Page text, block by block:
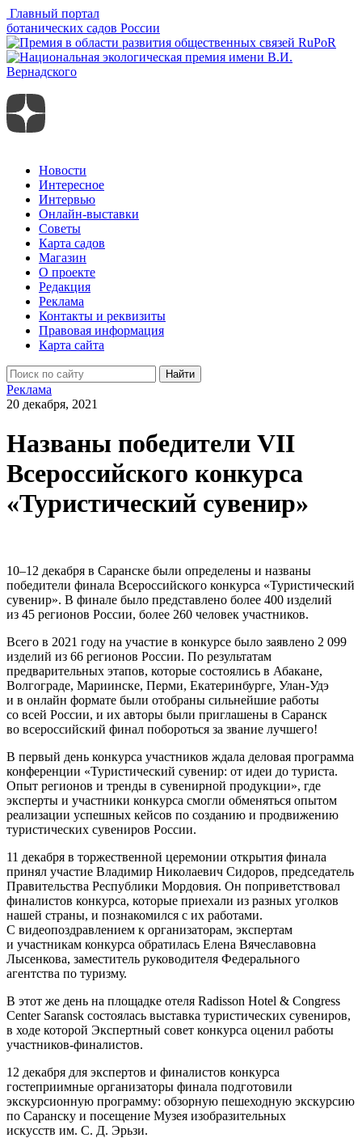
Главный портал
ботанических садов России
Новости
Интересное
Интервью
Онлайн-выставки
Советы
Карта садов
Магазин
О проекте
Редакция
Реклама
Контакты и реквизиты
Правовая информация
Карта сайта
Найти
Реклама
20 декабря, 2021
Названы победители VII
Всероссийского конкурса
«Туристический сувенир»
10–12 декабря в Саранске были определены и названы
победители финала Всероссийского конкурса «Туристический
сувенир». В финале было представлено более 400 изделий
из 45 регионов России, более 260 человек участников.
Всего в 2021 году на участие в конкурсе было заявлено 2 099
изделий из 66 регионов России. По результатам
предварительных этапов, которые состоялись в Абакане,
Волгограде, Мариинске, Перми, Екатеринбурге, Улан-Удэ
и в онлайн формате были отобраны сильнейшие работы
со всей России, и их авторы были приглашены в Саранск
во всероссийский финал побороться за звание лучшего!
В первый день конкурса участников ждала деловая программа
конференции «Туристический сувенир: от идеи до туриста.
Опыт регионов и тренды в сувенирной продукции», где
эксперты и участники конкурса смогли обменяться опытом
реализации успешных кейсов по созданию и продвижению
туристических сувениров России.
11 декабря в торжественной церемонии открытия финала
принял участие Владимир Николаевич Сидоров, председатель
Правительства Республики Мордовия. Он поприветствовал
финалистов конкурса, которые приехали из разных уголков
нашей страны, и познакомился с их работами.
С видеопоздравлением к организаторам, экспертам
и участникам конкурса обратилась Елена Вячеславовна
Лысенкова, заместитель руководителя Федерального
агентства по туризму.
В этот же день на площадке отеля Radisson Hotel & Congress
Center Saransk состоялась выставка туристических сувениров,
в ходе которой Экспертный совет конкурса оценил работы
участников-финалистов.
12 декабря для экспертов и финалистов конкурса
гостеприимные организаторы финала подготовили
экскурсионную программу: обзорную пешеходную экскурсию
по Саранску и посещение Музея изобразительных
искусств им. С. Д. Эрьзи.